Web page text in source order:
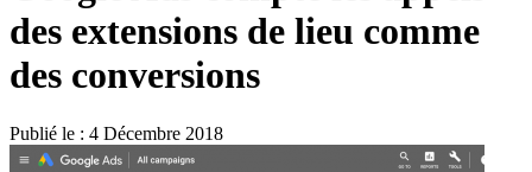
des extensions de lieu comme
des conversions
Publié le : 4 Décembre 2018